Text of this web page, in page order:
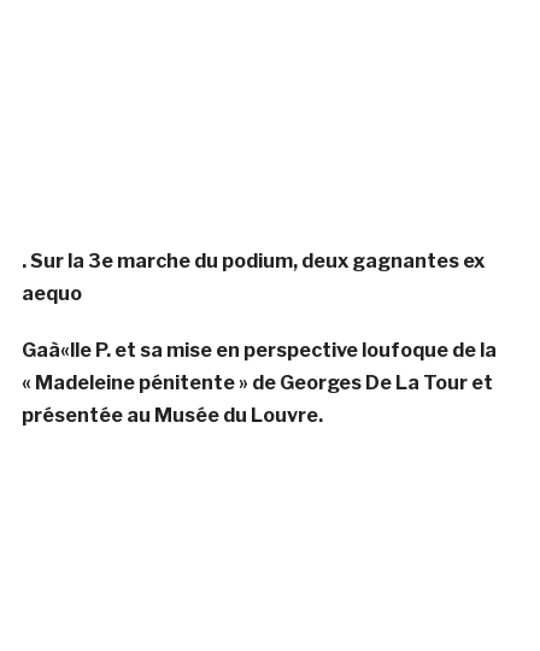
. Sur la 3e marche du podium, deux gagnantes ex
aequo
Gaà«lle P. et sa mise en perspective loufoque de la
« Madeleine pénitente » de Georges De La Tour et
présentée au Musée du Louvre.